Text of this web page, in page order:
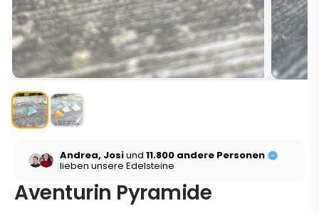
Andrea, Josiund11.800 andere Personen
lieben unsere Edelsteine
Aventurin Pyramide